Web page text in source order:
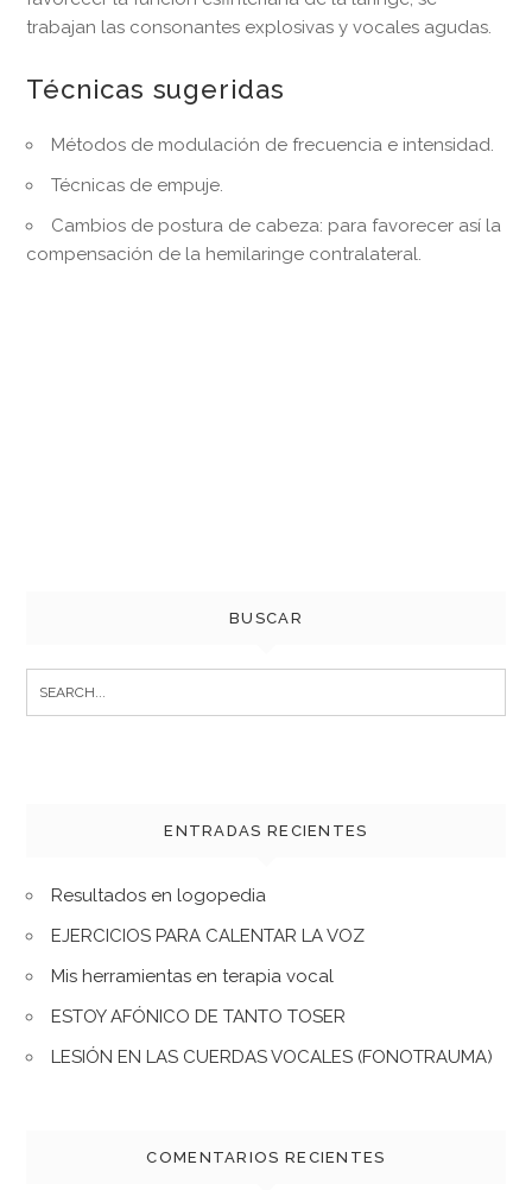
trabajan las consonantes explosivas y vocales agudas.
Técnicas sugeridas
Métodos de modulación de frecuencia e intensidad.
Técnicas de empuje.
Cambios de postura de cabeza: para favorecer así la
compensación de la hemilaringe contralateral.
BUSCAR
for:
ENTRADAS RECIENTES
Resultados en logopedia
EJERCICIOS PARA CALENTAR LA VOZ
Mis herramientas en terapia vocal
ESTOY AFÓNICO DE TANTO TOSER
LESIÓN EN LAS CUERDAS VOCALES (FONOTRAUMA)
COMENTARIOS RECIENTES